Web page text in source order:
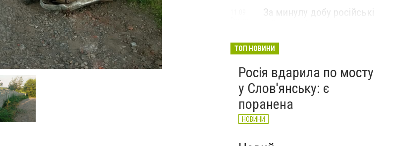
За минулу добу російські
великої війни: 6 серпня
ТОП НОВИНИ
Росія вдарила по мосту
у Слов'янську: є
поранена
НОВИНИ